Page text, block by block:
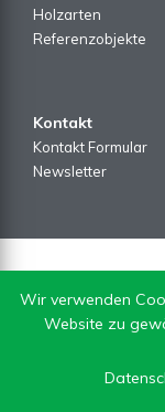
Holzarten
Referenzobjekte
Kontakt
Kontakt Formular
Newsletter
Wir verwenden
Website zu